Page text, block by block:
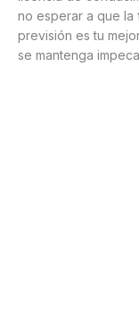
no esperar a que la
previsión es tu
se mantenga